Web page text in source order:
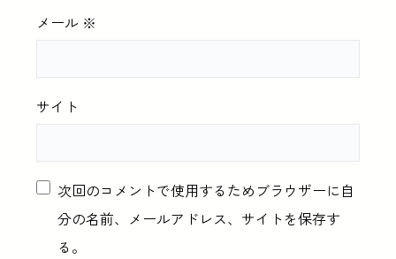
メール ※
サイト
次回のコメントで使用するためブラウザーに自
分の名前、メールアドレス、サイトを保存す
る。